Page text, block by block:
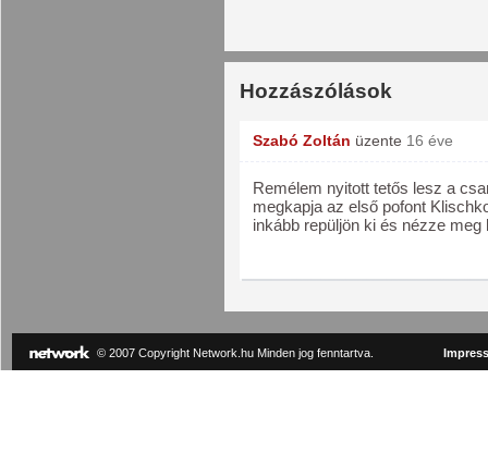
Hozzászólások
Szabó Zoltán üzente 16 éve
Remélem nyitott tetős lesz a
megkapja az első pofont
inkább repüljön ki és nézze meg
© 2007 Copyright Network.hu Minden jog fenntartva.